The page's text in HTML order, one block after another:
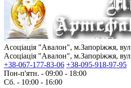
Асоціація "Авалон", м.Запоріжжя,
Асоціація "Авалон", м.Запоріжжя,
+38-067-177-83-06 +38-095-918-97-95
Пон-п'ятн. - 09:00 - 18:00
Сб. - 10:00 - 16:00